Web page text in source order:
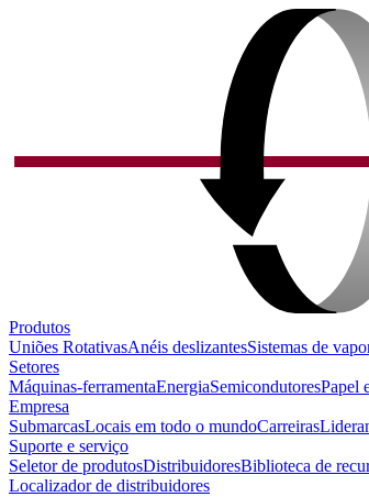
Produtos
Uniões RotativasAnéis deslizantesSistemas de
Setores
Máquinas-ferramentaEnergiaSemicondutoresPapel
Empresa
SubmarcasLocais em todo o mundoCarreiras
Suporte e serviço
Seletor de produtosDistribuidoresBiblioteca de
Localizador de distribuidores